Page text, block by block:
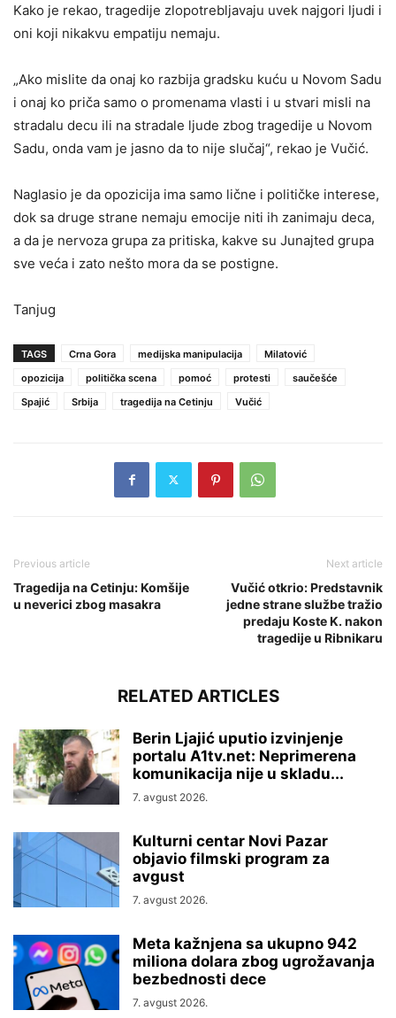
Kako je rekao, tragedije zlopotrebljavaju uvek najgori ljudi i
oni koji nikakvu empatiju nemaju.
„Ako mislite da onaj ko razbija gradsku kuću u Novom Sadu
i onaj ko priča samo o promenama vlasti i u stvari misli na
stradalu decu ili na stradale ljude zbog tragedije u Novom
Sadu, onda vam je jasno da to nije slučaj“, rekao je Vučić.
Naglasio je da opozicija ima samo lične i političke interese,
dok sa druge strane nemaju emocije niti ih zanimaju deca,
a da je nervoza grupa za pritiska, kakve su Junajted grupa
sve veća i zato nešto mora da se postigne.
Tanjug
TAGS Crna Gora medijska manipulacija
Milatović
opozicija
politička scena pomoć protesti
saučešće
Spajić
Srbija tragedija na Cetinju Vučić
Previous article
Tragedija na Cetinju: Komšije
u neverici zbog masakra
Next article
Vučić otkrio: Predstavnik
jedne strane službe tražio
predaju Koste K. nakon
tragedije u Ribnikaru
RELATED ARTICLES
Berin Ljajić uputio izvinjenje
portalu A1tv.net: Neprimerena
komunikacija nije u skladu...
7. avgust 2026.
Kulturni centar Novi Pazar
objavio filmski program za
avgust
7. avgust 2026.
Meta kažnjena sa ukupno 942
miliona dolara zbog ugrožavanja
bezbednosti dece
7. avgust 2026.